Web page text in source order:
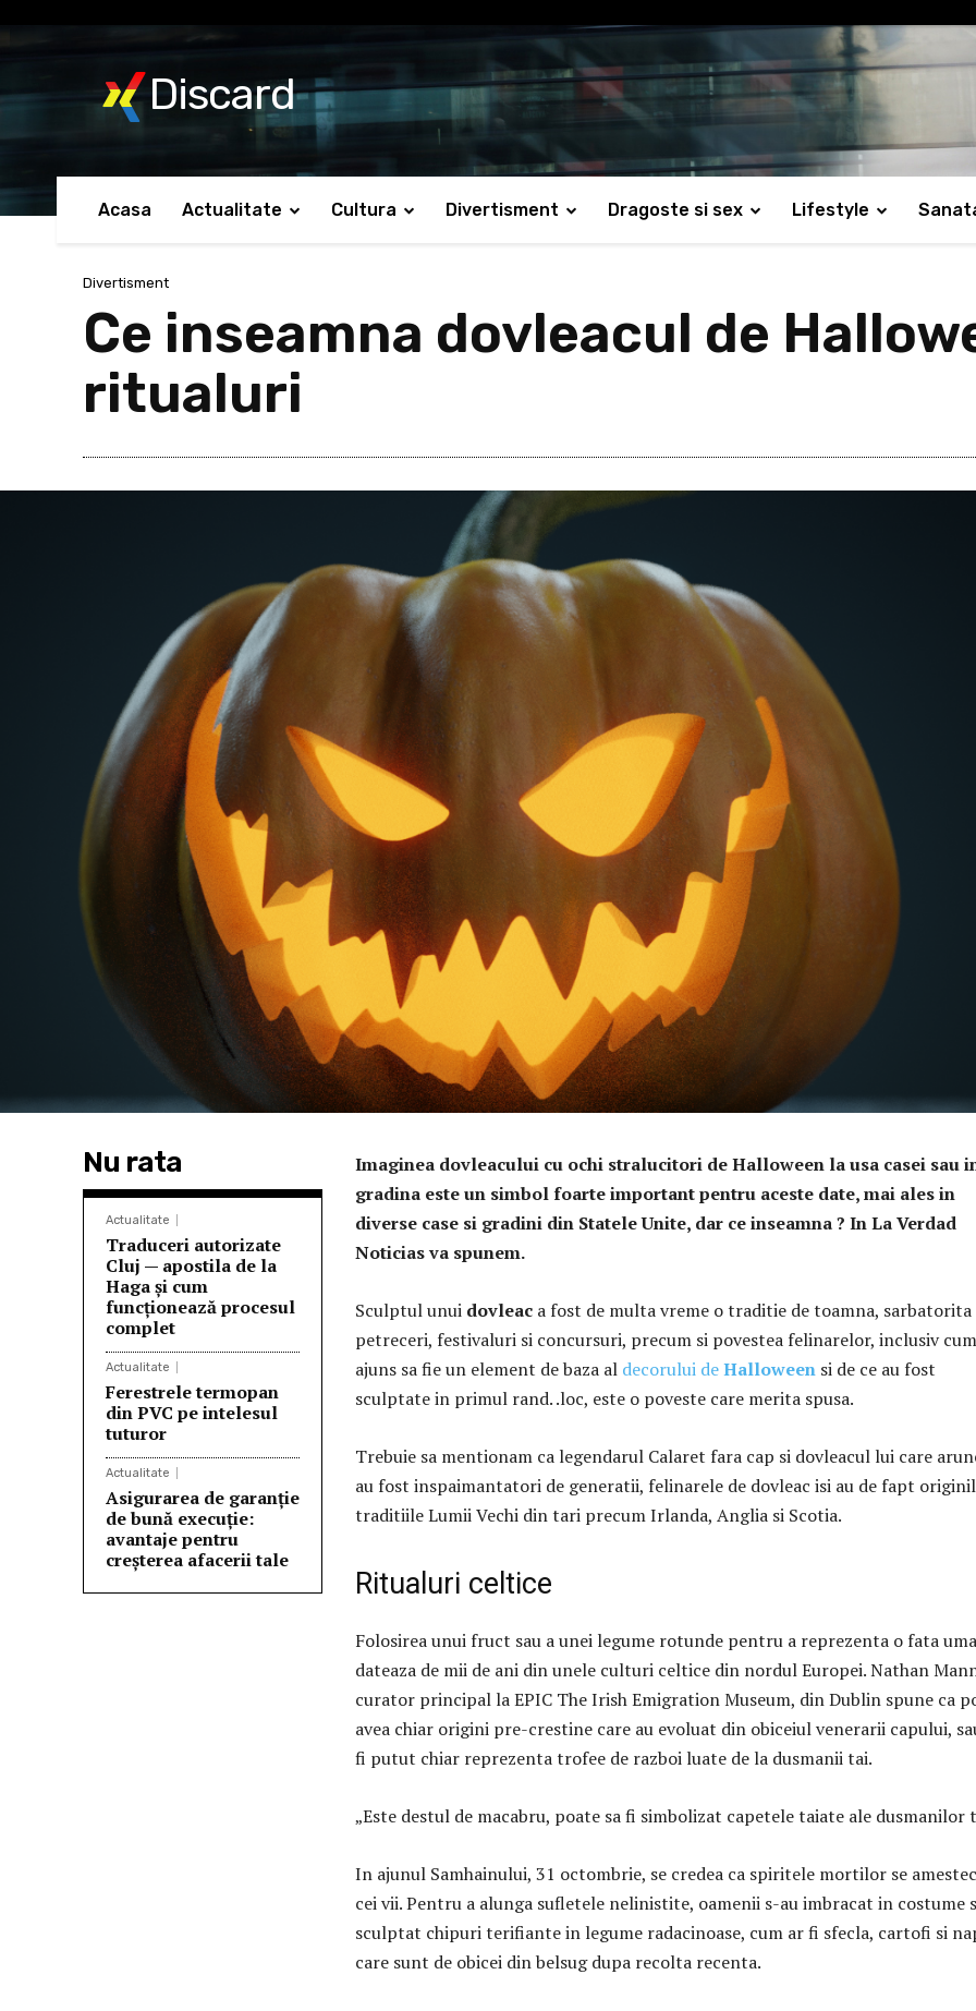
Discard
Acasa Actualitate Cultura Divertisment Dragoste si sex Lifestyle
Divertisment
Ce inseamna dovleacul de
ritualuri
Nu rata
Actualitate
Traduceri autorizate
Cluj — apostila de la
Haga și cum
funcționează procesul
complet
Actualitate
Ferestrele termopan
din PVC pe intelesul
tuturor
Actualitate
Asigurarea de garanție
de bună execuție:
avantaje pentru
creșterea afacerii tale
Imaginea dovleacului cu ochi stralucitori de Halloween la usa casei sau
gradina este un simbol foarte important pentru aceste date, mai ales in
diverse case si gradini din Statele Unite, dar ce inseamna ? In La Verdad
Noticias va spunem.
Sculptul unui dovleac a fost de multa vreme o traditie de toamna, sarbatorita
petreceri, festivaluri si concursuri, precum si povestea felinarelor, inclusiv
ajuns sa fie un element de baza al decorului deHalloween si de ce au fost
sculptate in primul rand. .loc, este o poveste care merita spusa.
Trebuie sa mentionam ca legendarul Calaret fara cap si dovleacul lui care
au fost inspaimantatori de generatii, felinarele de dovleac isi au de fapt
traditiile Lumii Vechi din tari precum Irlanda, Anglia si Scotia.
Ritualuri celtice
Folosirea unui fruct sau a unei legume rotunde pentru a reprezenta o fata
dateaza de mii de ani din unele culturi celtice din nordul Europei.Nathan
curator principal la EPIC The Irish Emigration Museum, din Dublin spune ca
avea chiar origini pre-crestine care au evoluat din obiceiul venerarii capului,
fi putut chiar reprezenta trofee de razboi luate de la dusmanii tai.
„Este destul de macabru, poate sa fi simbolizat capetele taiate ale dusmanilor
In ajunul Samhainului, 31 octombrie, se credea ca spiritele mortilor se
cei vii.Pentru a alunga sufletele nelinistite, oamenii s-au imbracat in costume
sculptat chipuri terifiante in legume radacinoase, cum ar fi sfecla, cartofi si
care sunt de obicei din belsug dupa recolta recenta.